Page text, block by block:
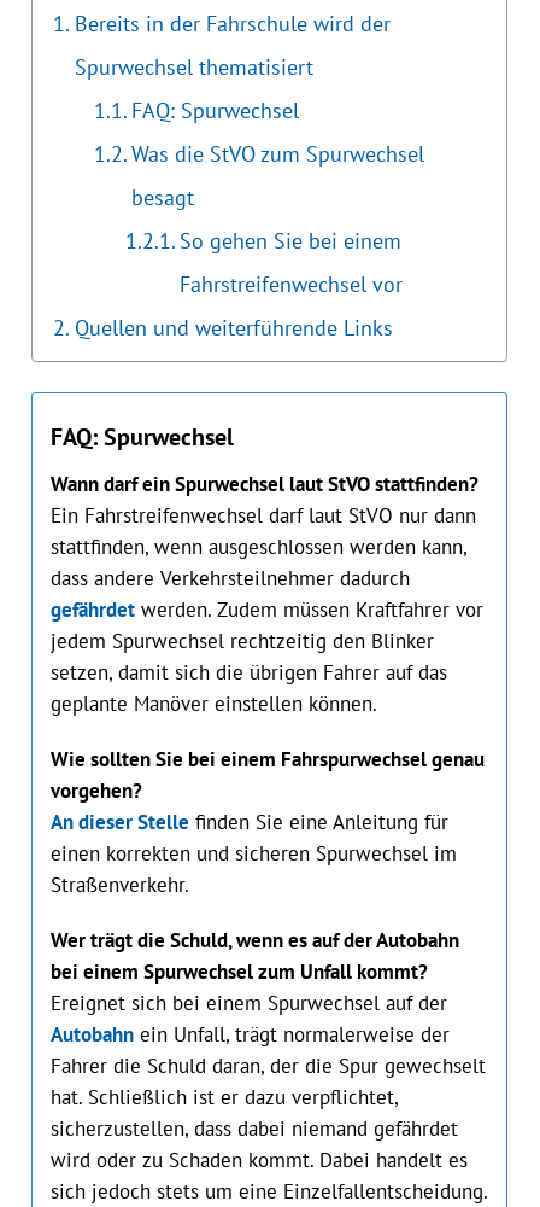
Bereits in der Fahrschule wird der
Spurwechsel thematisiert
FAQ: Spurwechsel
Was die StVO zum Spurwechsel
besagt
So gehen Sie bei einem
Fahrstreifenwechsel vor
Quellen und weiterführende Links
FAQ: Spurwechsel
Wann darf ein Spurwechsel laut StVO stattfinden?
Ein Fahrstreifenwechsel darf laut StVO nur dann
stattfinden, wenn ausgeschlossen werden kann,
dass andere Verkehrsteilnehmer dadurch
gefährdetwerden. Zudem müssen Kraftfahrer vor
jedem Spurwechsel rechtzeitig den Blinker
setzen, damit sich die übrigen Fahrer auf das
geplante Manöver einstellen können.
Wie sollten Sie bei einem Fahrspurwechsel genau
vorgehen?
An dieser Stelle finden Sie eine Anleitung für
einen korrekten und sicheren Spurwechsel im
Straßenverkehr.
Wer trägt die Schuld, wenn es auf der Auto‌bahn
bei einem Spurwechsel zum Un‌fall kommt?
Ereignet sich bei einem Spurwechsel auf der
Autobahnein Un‌fall, trägt normalerweise der
Fahrer die Schuld daran, der die Spur gewechselt
hat. Schließlich ist er dazu verpflichtet,
sicherzustellen, dass dabei niemand gefährdet
wird oder zu Schaden kommt. Dabei handelt es
sich jedoch stets um eine Einzelfallentscheidung.